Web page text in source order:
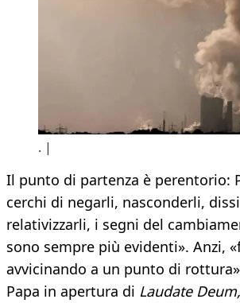
. |
Il punto di partenza è perentorio:
cerchi di negarli, nasconderli,
relativizzarli, i segni del
sono sempre più evidenti». Anzi,
avvicinando a un punto di
Papa in apertura di Laudate Deum,